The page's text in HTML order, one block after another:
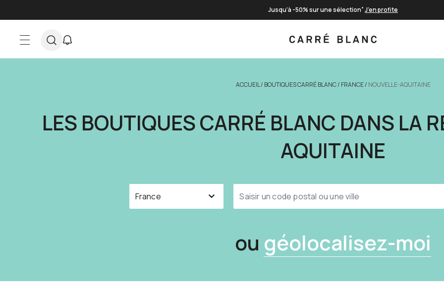
Livraison offerte à partir de 100€
ACCUEIL/ BOUTIQUES CARRÉ BLANC/ FRANCE/ NOUVELLE-AQUITAINE
LES BOUTIQUES CARRÉ BLANC DANS LA
AQUITAINE
ou géolocalisez-moi